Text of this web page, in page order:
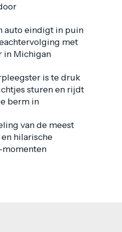
auto eindigt in puin
met
in Michigan
is te druk
sturen en rijdt
berm in
van de meest
hilarische
momenten